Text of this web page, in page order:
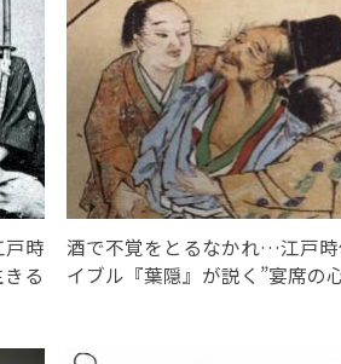
戸時
る
酒で不覚をとるなかれ…江戸
イブル『葉隠』が説く”宴席の